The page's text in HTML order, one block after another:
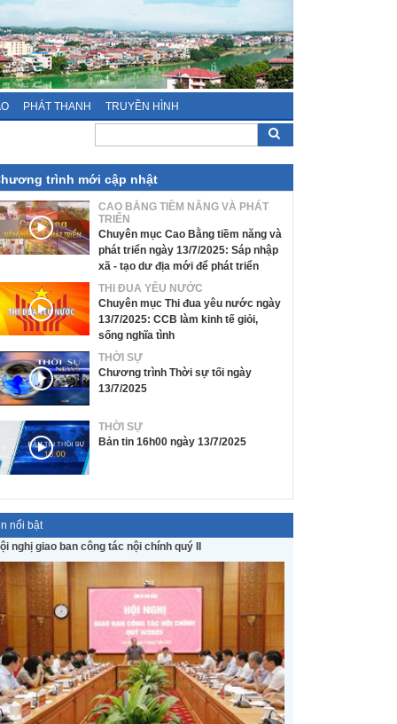
PHÁT THANH TRUYỀN HÌNH
trình mới cập nhật
CAO BẰNG TIỀM NĂNG VÀ PHÁT
TRIỂN
Chuyên mục Cao Bằng tiềm năng và
phát triển ngày 13/7/2025: Sáp nhập
xã - tạo dư địa mới để phát triển
THI ĐUA YÊU NƯỚC
Chuyên mục Thi đua yêu nước ngày
13/7/2025: CCB làm kinh tế giỏi,
sống nghĩa tình
THỜI SỰ
Chương trình Thời sự tối ngày
13/7/2025
THỜI SỰ
Bản tin 16h00 ngày 13/7/2025
nổi bật
nghị giao ban công tác nội chính quý II